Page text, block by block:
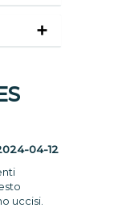
04-12
uccisi.